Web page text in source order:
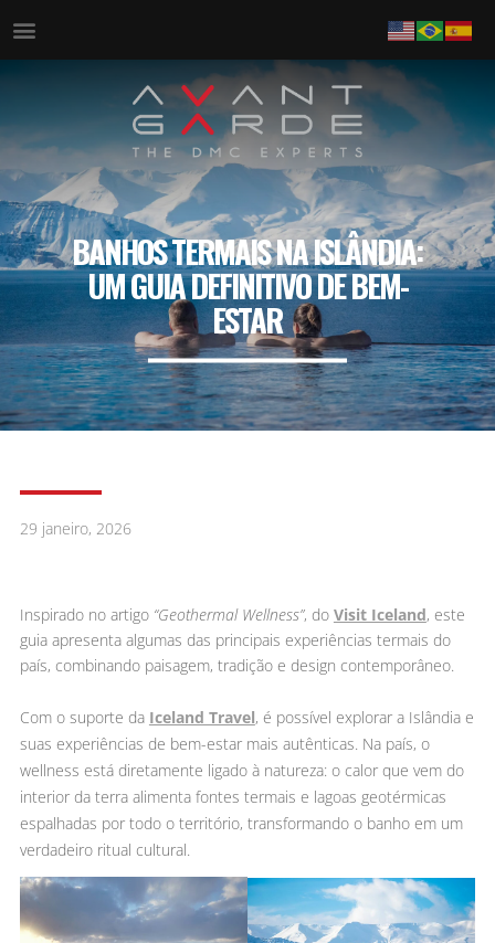
BANHOS TERMAIS NA ISLÂNDIA:
UM GUIA DEFINITIVO DE BEM-
ESTAR
29 janeiro, 2026
Inspirado no artigo “Geothermal Wellness”, do Visit Iceland, este
guia apresenta algumas das principais experiências termais do
país, combinando paisagem, tradição e design contemporâneo.
Com o suporte da Iceland Travel, é possível explorar a Islândia e
suas experiências de bem-estar mais autênticas. Na país, o
wellness está diretamente ligado à natureza: o calor que vem do
interior da terra alimenta fontes termais e lagoas geotérmicas
espalhadas por todo o território, transformando o banho em um
verdadeiro ritual cultural.